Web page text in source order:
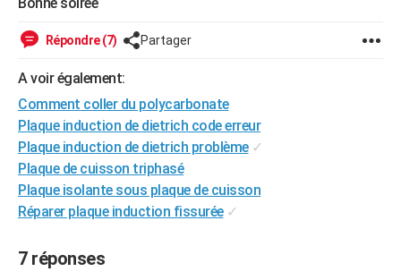
Alimentation
Guide de la santé
Maladies
Médicaments
Sommeil
Destinations
City break
Voyage nature
Voyage de noces
Forum
Climat
+
GUIDES D'ACHAT
BONS PLANS
CARTE DE VOEUX
Dictionnaire
Biographies
Citations
Expressions
Proverbes
PROGRAMME TV
Répondre (7) Partager
A voir également:
Comment coller du polycarbonate
Plaque induction de dietrich code erreur
Plaque induction de dietrich problème ✓
Plaque de cuisson triphasé
Plaque isolante sous plaque de cuisson
Réparer plaque induction fissurée ✓
7 réponses